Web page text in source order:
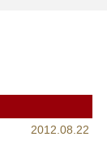
2012.08.22